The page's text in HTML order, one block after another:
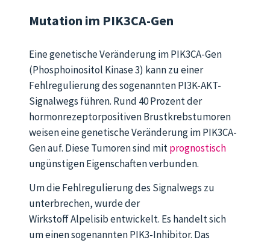
Mutation im PIK3CA-Gen
Eine genetische Veränderung im PIK3CA-Gen
(Phosphoinositol Kinase 3) kann zu einer
Fehlregulierung des sogenannten PI3K-AKT-
Signalwegs führen. Rund 40 Prozent der
hormonrezeptorpositiven Brustkrebstumoren
weisen eine genetische Veränderung im PIK3CA-
Gen auf. Diese Tumoren sind mitprognostisch
ungünstigen Eigenschaften verbunden.
Um die Fehlregulierung des Signalwegs zu
unterbrechen, wurde der
Wirkstoff Alpelisib entwickelt. Es handelt sich
um einen sogenannten PIK3-Inhibitor. Das